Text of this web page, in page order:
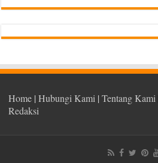
Home |Hubungi Kami |Tentang Kami
Redaksi